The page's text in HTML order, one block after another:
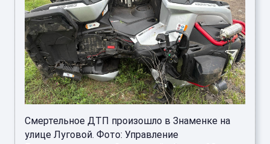
Смертельное ДТП произошло в Знаменке на
улице Луговой. Фото: Управление